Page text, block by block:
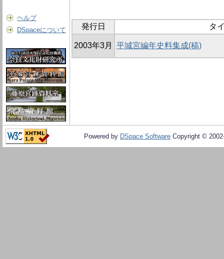
ヘルプ
DSpaceについて
発行日 タ
2003年3月 平城宮編年史料集成(稿)
Powered by DSpace Software Copyright ©